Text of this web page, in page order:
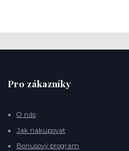
Pro zákazníky
O nás
Jak nakupovat
Bonusový program